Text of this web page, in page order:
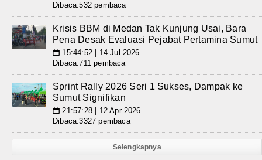
Dibaca:532 pembaca
Krisis BBM di Medan Tak Kunjung Usai, Bara
Pena Desak Evaluasi Pejabat Pertamina Sumut
📅 15:44:52 | 14 Jul 2026
Dibaca:711 pembaca
Sprint Rally 2026 Seri 1 Sukses, Dampak ke
Sumut Signifikan
📅 21:57:28 | 12 Apr 2026
Dibaca:3327 pembaca
Selengkapnya